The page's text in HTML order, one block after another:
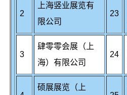
2
上海竖业展览有
限公司
23
3
肆零零会展（上
海）有限公司
24
硕展展览（上